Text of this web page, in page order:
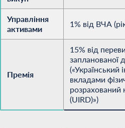
Управління
активами
1% від ВЧА
Премія
15% від
запланованої
(«Український
вкладами
розрахований
(UIRD)»)